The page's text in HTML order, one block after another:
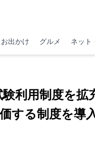
出かけ グルメ ネット
利用制度を
する制度を導